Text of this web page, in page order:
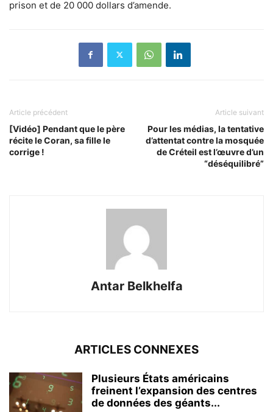
prison et de 20 000 dollars d’amende.
Article précédent
[Vidéo] Pendant que le père
récite le Coran, sa fille le
corrige !
Article suivant
Pour les médias, la tentative
d’attentat contre la mosquée
de Créteil est l’œuvre d’un
“déséquilibré”
Antar Belkhelfa
ARTICLES CONNEXES
Plusieurs États américains
freinent l’expansion des centres
de données des géants...